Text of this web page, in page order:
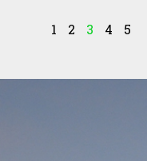
1 2 3 4 5